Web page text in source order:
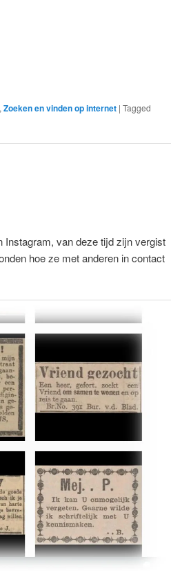
, Zoeken en vinden op internet | Tagged
Instagram, van deze tijd zijn vergist
hoe ze met anderen in contact